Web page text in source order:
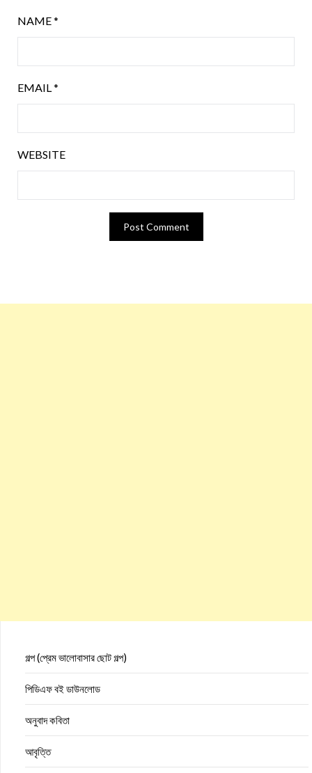
NAME*
EMAIL*
WEBSITE
গল্প (প্রেম ভালোবাসার ছোট গল্প)
পিডিএফ বই ডাউনলোড
অনুবাদ কবিতা
আবৃত্তি